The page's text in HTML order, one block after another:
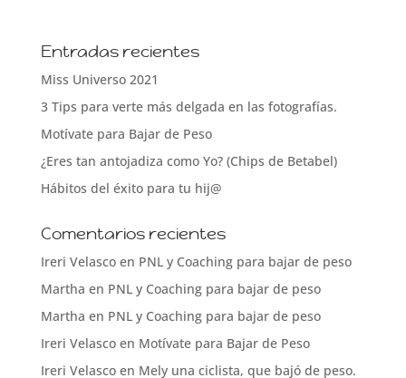
Entradas recientes
Miss Universo 2021
3 Tips para verte más delgada en las fotografías.
Motívate para Bajar de Peso
¿Eres tan antojadiza como Yo? (Chips de Betabel)
Hábitos del éxito para tu hij@
Comentarios recientes
Ireri Velascoen PNL y Coaching para bajar de peso
Martha en PNL y Coaching para bajar de peso
Martha en PNL y Coaching para bajar de peso
Ireri Velascoen Motívate para Bajar de Peso
Ireri Velascoen Mely una ciclista, que bajó de peso.